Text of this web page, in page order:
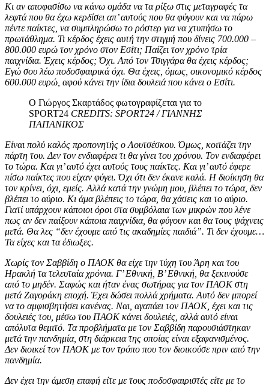
Κι αν αποφασίσω να κάνω ομάδα να τα ρίξω στις μεταγραφές τα
λεφτά που θα έχω κερδίσει απ’ αυτούς που θα φύγουν και να πάρω
πέντε παίκτες, να συμπληρώσω το ρόστερ για να χτυπήσω το
πρωτάθλημα. Τι κέρδος έχεις αυτή την στιγμή που δίνεις 700.000 –
800.000 ευρώ τον χρόνο στον Εσίτι; Παίζει τον χρόνο τρία
παιχνίδια. Έχεις κέρδος; Όχι. Από τον Τσιγγάρα θα έχεις κέρδος;
Εγώ σου λέω ποδοσφαιρικά όχι. Θα έχεις, όμως, οικονομικό κέρδος
600.000 ευρώ, αφού κάνει την ίδια δουλειά που κάνει ο Εσίτι.
Ο Γιώργος Σκαρτάδος φωτογραφίζεται για το
SPORT24 CREDITS: SPORT24 / ΓΙΑΝΝΗΣ
ΠΑΠΑΝΙΚΟΣ
Είναι πολύ καλός προπονητής ο Λουτσέσκου. Όμως, κοιτάζει την
πάρτη του. Δεν τον ενδιαφέρει τι θα γίνει του χρόνου. Τον ενδιαφέρει
το τώρα. Και γι’ αυτό έχει αυτούς τους παίκτες. Και γι’ αυτό έφερε
πίσω παίκτες που είχαν φύγει. Όχι ότι δεν έκανε καλά. Η διοίκηση θα
τον κρίνει, όχι, εμείς. Αλλά κατά την γνώμη μου, βλέπει το τώρα, δεν
βλέπει το αύριο. Κι άμα βλέπεις το τώρα, θα χάσεις και το αύριο.
Γιατί υπάρχουν κάποιοι όροι στα συμβόλαια των μικρών που λένε
πως αν δεν παίξουν κάποια παιχνίδια, θα φύγουν και θα τους ψάχνεις
μετά. Θα λες “δεν έχουμε από τις ακαδημίες παιδιά”. Τι δεν έχουμε…
Τα είχες και τα έδιωξες.
Χωρίς τον Σαββίδη ο ΠΑΟΚ θα είχε την τύχη του Άρη και του
Ηρακλή τα τελευταία χρόνια. Γ’ Εθνική, Β’ Εθνική, θα ξεκινούσε
από το μηδέν. Σαφώς και ήταν ένας σωτήρας για τον ΠΑΟΚ στη
μετά Ζαγοράκη εποχή. Έχει δώσει πολλά χρήματα. Αυτό δεν μπορεί
να το αμφισβητήσει κανένας. Ναι, αγαπάει τον ΠΑΟΚ, έχει και τις
δουλειές του, μέσω του ΠΑΟΚ κάνει δουλειές, αλλά αυτό είναι
απόλυτα θεμιτό. Τα προβλήματα με τον Σαββίδη παρουσιάστηκαν
μετά την πανδημία, στη διάρκεια της οποίας είναι εξαφανισμένος.
Δεν διοικεί τον ΠΑΟΚ με τον τρόπο που τον διοικούσε πριν από την
πανδημία.
Δεν έχει την άμεση επαφή είτε με τους ποδοσφαιριστές είτε με το